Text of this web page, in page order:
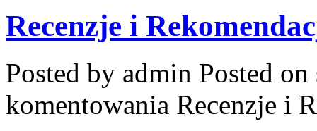
Recenzje i
Posted by admin Posted
komentowania Recenzje i